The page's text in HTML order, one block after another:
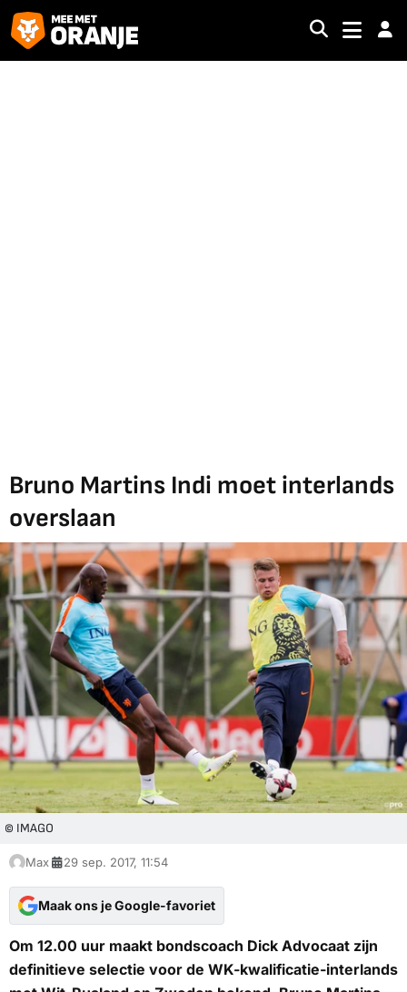
Bruno Martins Indi moet interlands
overslaan
© IMAGO
Max 29 sep. 2017, 11:54
Maak ons je Google-favoriet
Om 12.00 uur maakt bondscoach Dick Advocaat zijn
definitieve selectie voor de WK-kwalificatie-interlands